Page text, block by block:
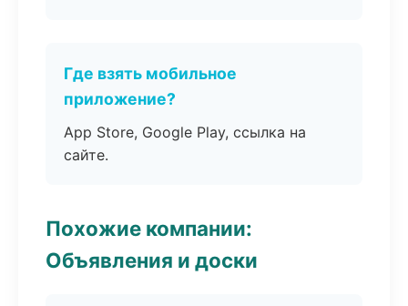
Где взять мобильное
приложение?
App Store, Google Play, ссылка на
сайте.
Похожие компании:
Объявления и доски